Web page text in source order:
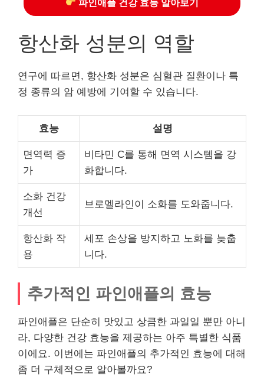
파인애플 건강 효능 알아보기
항산화 성분의 역할
연구에 따르면, 항산화 성분은 심혈관 질환이나 특
정 종류의 암 예방에 기여할 수 있습니다.
효능 설명
면역력 증
가
비타민 C를 통해 면역 시스템을 강
화합니다.
소화 건강
개선
브로멜라인이 소화를 도와줍니다.
항산화 작
용
세포 손상을 방지하고 노화를 늦춥
니다.
추가적인 파인애플의 효능
파인애플은 단순히 맛있고 상큼한 과일일 뿐만 아니
라, 다양한 건강 효능을 제공하는 아주 특별한 식품
이에요. 이번에는 파인애플의 추가적인 효능에 대해
좀 더 구체적으로 알아볼까요?